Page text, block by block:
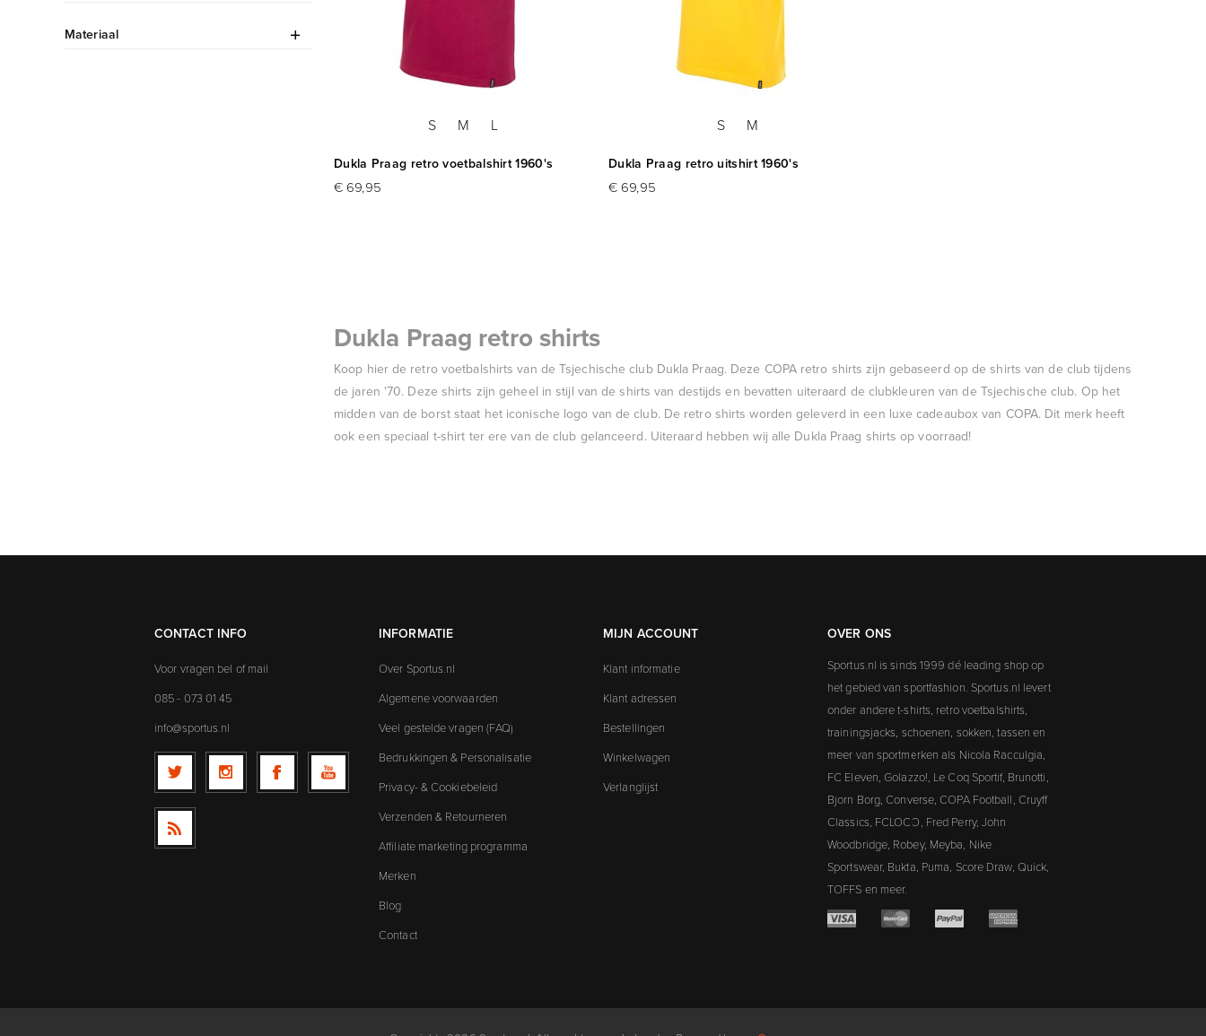
S M L
Dukla Praag retro voetbalshirt 1960's
€ 69,95
S M
Dukla Praag retro uitshirt 1960's
€ 69,95
Dukla Praag retro shirts
Koop hier de retro voetbalshirts van de Tsjechische club Dukla Praag. Deze COPA retro shirts zijn gebaseerd op de shirts van de club tijdens
de jaren '70. Deze shirts zijn geheel in stijl van de shirts van destijds en bevatten uiteraard de clubkleuren van de Tsjechische club. Op het
midden van de borst staat het iconische logo van de club. De retro shirts worden geleverd in een luxe cadeaubox van COPA. Dit merk heeft
ook een speciaal t-shirt ter ere van de club gelanceerd. Uiteraard hebben wij alle Dukla Praag shirts op voorraad!
Materiaal
CONTACT INFO
Voor vragen bel of mail
085 - 073 01 45
info@sportus.nl
INFORMATIE
Over Sportus.nl
Algemene voorwaarden
Veel gestelde vragen (FAQ)
Bedrukkingen & Personalisatie
Privacy- & Cookiebeleid
Verzenden & Retourneren
Affiliate marketing programma
Merken
Blog
Contact
MIJN ACCOUNT
Klant informatie
Klant adressen
Bestellingen
Winkelwagen
Verlanglijst
OVER ONS
Sportus.nl is sinds 1999 dé leading shop op
het gebied van sportfashion. Sportus.nl levert
onder andere t-shirts, retro voetbalshirts,
trainingsjacks, schoenen, sokken, tassen en
meer van sportmerken als Nicola Racculgia,
FC Eleven, Golazzo!, Le Coq Sportif, Brunotti,
Bjorn Borg, Converse, COPA Football, Cruyff
Classics, FCLOCO, Fred Perry, John
Woodbridge, Robey, Meyba, Nike
Sportswear, Bukta, Puma, Score Draw, Quick,
TOFFS en meer.